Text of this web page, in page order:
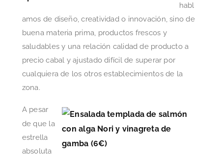
habl
amos de diseño, creatividad o innovación, sino de
buena materia prima, productos frescos y
saludables y una relación calidad de producto a
precio cabal y ajustado difícil de superar por
cualquiera de los otros establecimientos de la
zona.
A pesar
de que la
estrella
absoluta